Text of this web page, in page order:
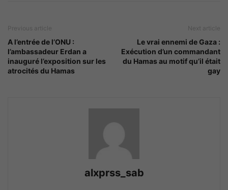
Previous article
A l’entrée de l’ONU :
l’ambassadeur Erdan a
inauguré l’exposition sur les
atrocités du Hamas
Next article
Le vrai ennemi de Gaza :
Exécution d’un commandant
du Hamas au motif qu’il était
gay
alxprss_sab